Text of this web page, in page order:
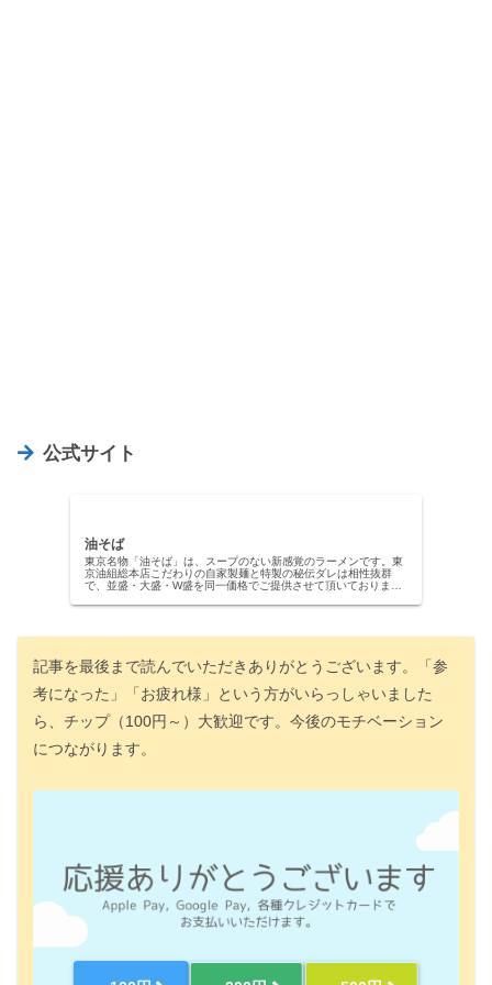
公式サイト
油そば
東京名物「油そば」は、スープのない新感覚のラーメンです。東
京油組総本店こだわりの自家製麺と特製の秘伝ダレは相性抜群
で、並盛・大盛・W盛を同一価格でご提供させて頂いておりま
記事を最後まで読んでいただきありがとうございます。「参
考になった」「お疲れ様」という方がいらっしゃいました
ら、チップ（100円～）大歓迎です。今後のモチベーション
につながります。